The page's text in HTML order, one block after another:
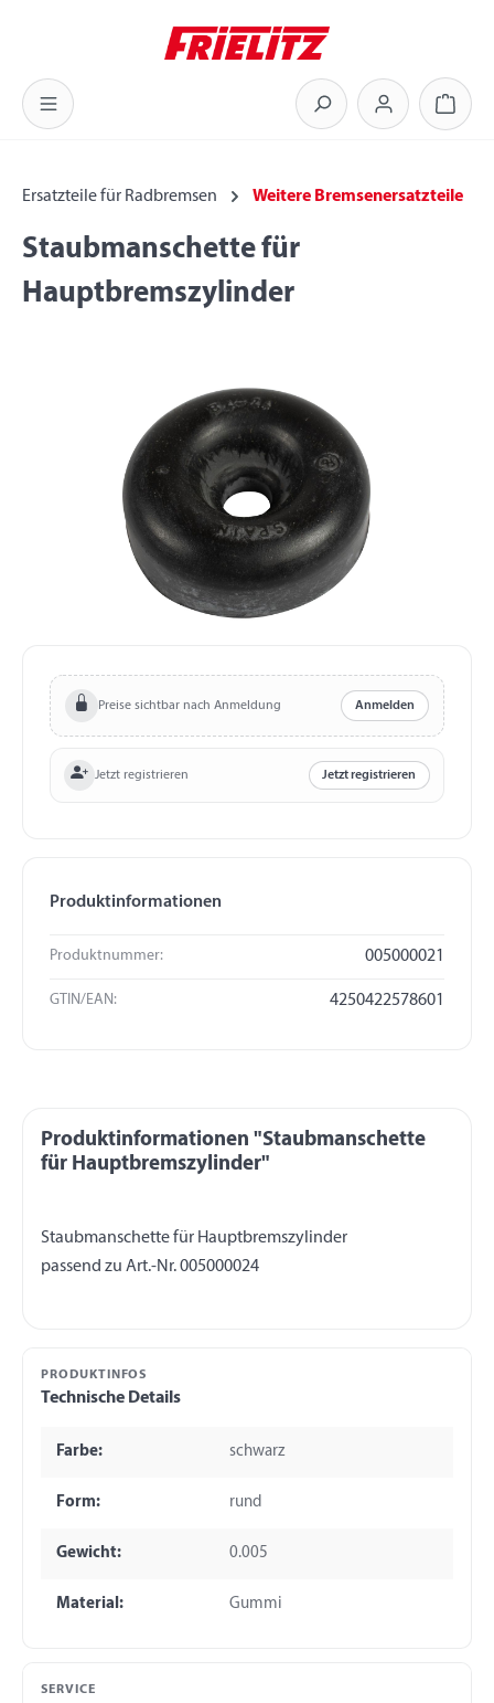
Zum Hauptinhalt springen
Ersatzteile für Radbremsen Weitere Bremsenersatzteile
Staubmanschette für
Hauptbremszylinder
Bildergalerie überspringen
Preise sichtbar nach Anmeldung Anmelden
Jetzt registrieren Jetzt registrieren
Produktinformationen
Produktnummer: 005000021
GTIN/EAN: 4250422578601
Produktinformationen "Staubmanschette
für Hauptbremszylinder"
Staubmanschette für Hauptbremszylinder
PRODUKTINFOS
Technische Details
Farbe: schwarz
Form: rund
Gewicht: 0.005
Material: Gummi
SERVICE